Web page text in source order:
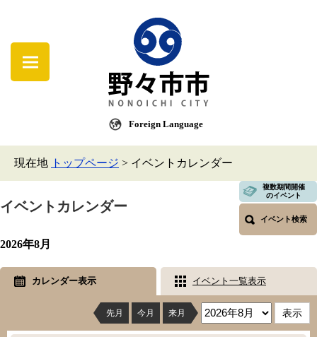
Foreign Language
現在地 トップページ > イベントカレンダー
イベントカレンダー
複数期間開催
のイベント
イベント検索
2026年8月
カレンダー表示 イベント一覧表示
先月 今月 来月